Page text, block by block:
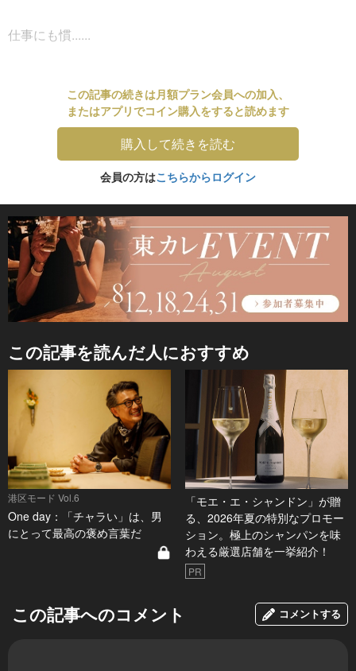
仕事にも慣......
この記事の続きは月額プラン会員への加入、
またはアプリでコイン購入をすると読めます
購入して続きを読む
会員の方はこちらからログイン
この記事を読んだ人におすすめ
港区モード Vol.6
One day：「チャラい」は、男
にとって最高の褒め言葉だ
「モエ・エ・シャンドン」が贈
る、2026年夏の特別なプロモー
ション。極上のシャンパンを味
わえる厳選店舗を一挙紹介！
PR
この記事へのコメント コメントする